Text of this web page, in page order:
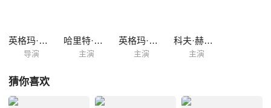
英格玛·伯格曼
导演
哈里特·安德森
主演
英格玛·伯格曼
主演
科夫·赫杰姆
主演
猜你喜欢